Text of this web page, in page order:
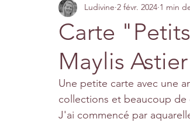
Carte
Maylis Astier
Ludivine 2 févr. 2024 1 min
Une petite carte avec une
collections et beaucoup
J'ai commencé par